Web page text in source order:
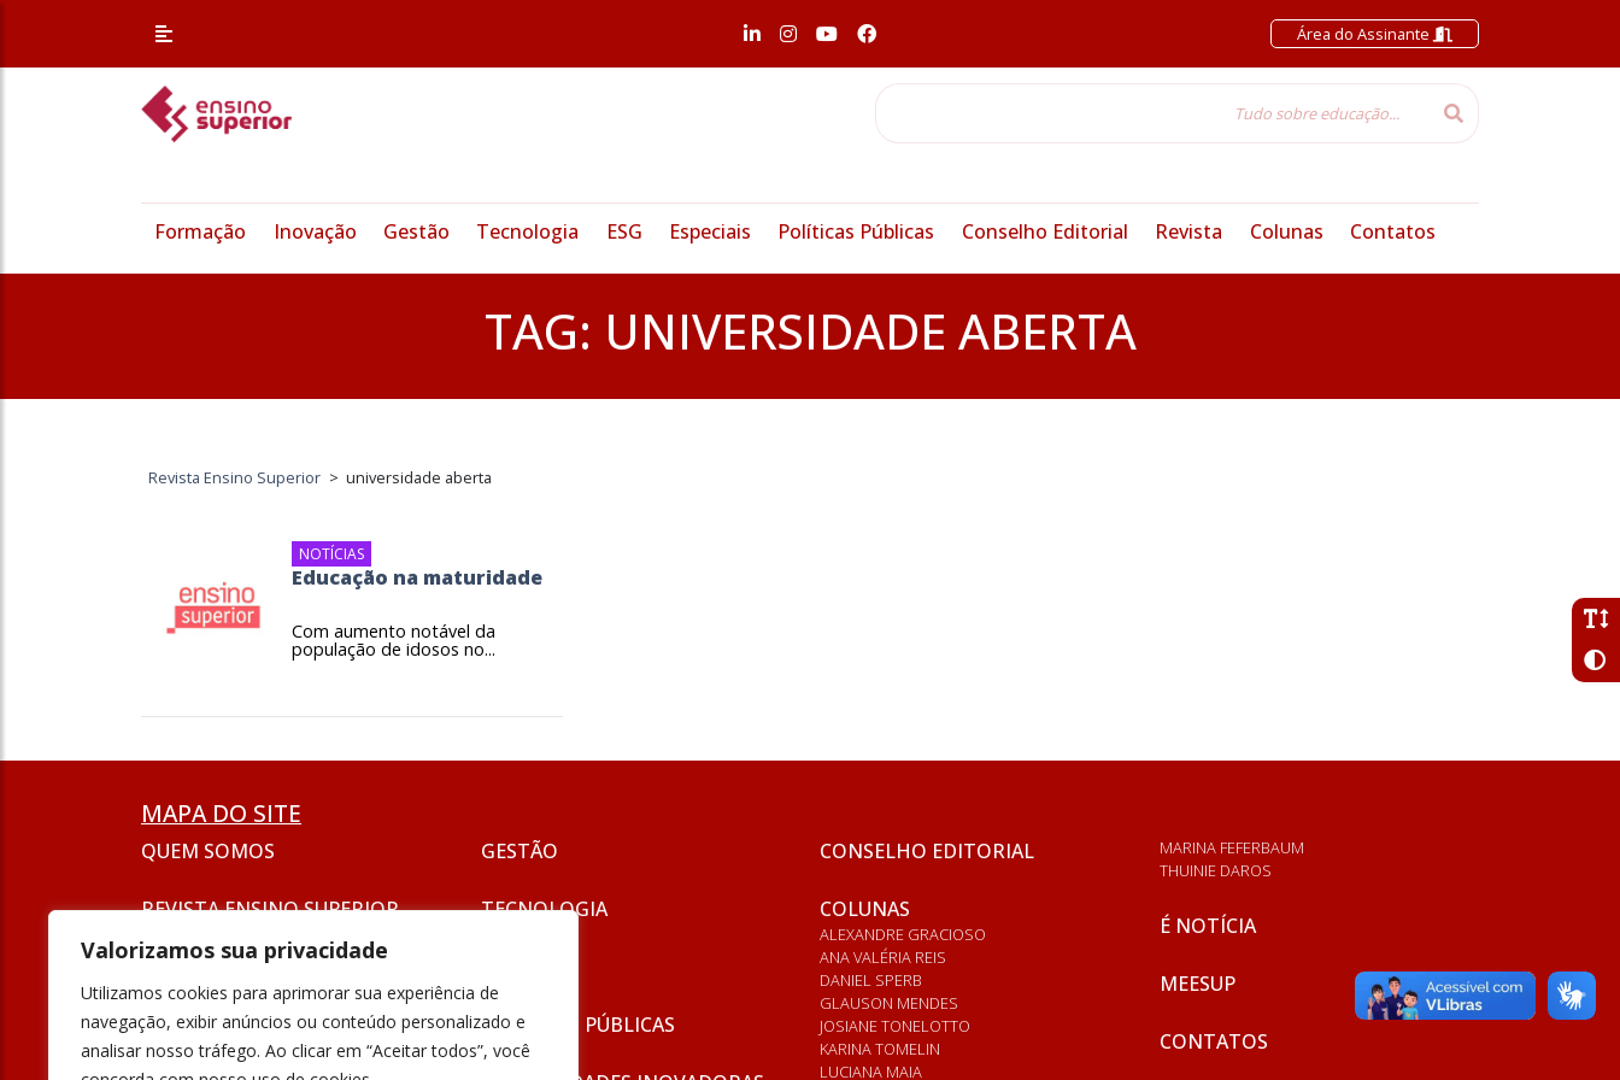
Valorizamos sua privacidade
Utilizamos cookies para aprimorar sua experiência de
navegação, exibir anúncios ou conteúdo personalizado e
analisar nosso tráfego. Ao clicar em “Aceitar todos”, você
Área do Assinante
Formação Inovação Gestão Tecnologia ESG Especiais Políticas Públicas Conselho Editorial Revista Colunas Contatos
TAG: UNIVERSIDADE ABERTA
Revista Ensino Superior > universidade aberta
NOTÍCIAS
Educação na maturidade
Com aumento notável da
população de idosos no...
MAPA DO SITE
QUEM SOMOS
REVISTA ENSINO SUPERIOR
SEJA UM ANUNCIANTE
FORMAÇÃO
INOVAÇÃO
GESTÃO
TECNOLOGIA
POLÍTICAS PÚBLICAS
CONSELHO EDITORIAL
COLUNAS
ALEXANDRE GRACIOSO
ANA VALÉRIA REIS
DANIEL SPERB
GLAUSON MENDES
JOSIANE TONELOTTO
KARINA TOMELIN
LUCIANA MAIA
MARINA FEFERBAUM
THUINIE DAROS
É NOTÍCIA
MEESUP
CONTATOS